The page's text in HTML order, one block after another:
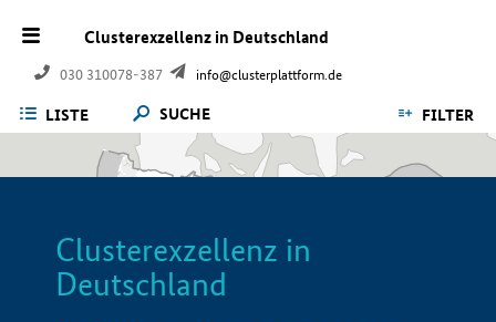
Clusterexzellenz in Deutschland
030 310078-387 info@clusterplattform.de
LISTE SUCHE FILTER
Clusterexzellenz in
Deutschland